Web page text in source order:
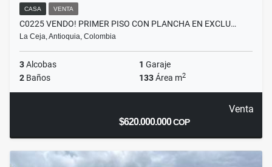
CASA VENTA
C0225 VENDO! PRIMER PISO CON PLANCHA EN EXCLU…
La Ceja, Antioquia, Colombia
3Alcobas 1 Garaje
2 Baños 133Área m2
Venta
$620.000.000COP